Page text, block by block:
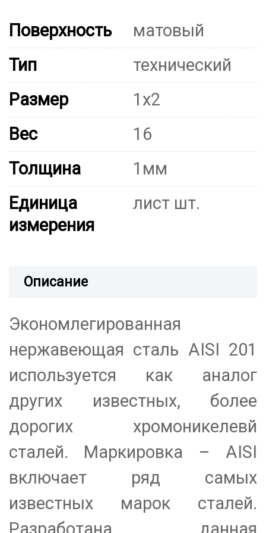
Поверхность
матовый
Тип
технический
Размер
1х2
Вес
16
Толщина
1мм
Единица
измерения
лист шт.
Описание
Экономлегированная
нержавеющая сталь AISI 201
используется как аналог
других известных, более
дорогих хромоникелевй
сталей. Маркировка – AISI
включает ряд самых
известных марок сталей.
Разработана данная